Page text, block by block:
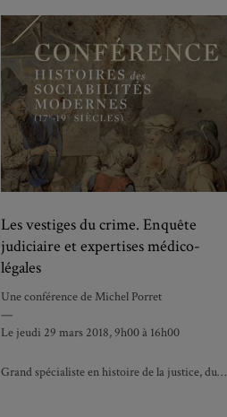
Les vestiges du crime. Enquête
judiciaire et expertises médico-
légales
Une conférence de Michel Porret
—
Le jeudi 29 mars 2018, 9h00 à 16h00
Grand spécialiste en histoire de la justice, du…